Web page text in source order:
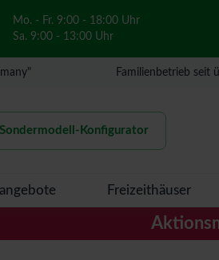
Mo. - Fr. 9:00 - 18:00 Uhr
Sa. 9:00 - 13:00 Uhr
Familienbetrieb seit
Sondermodell-Konfigurator
Freizeithäuser